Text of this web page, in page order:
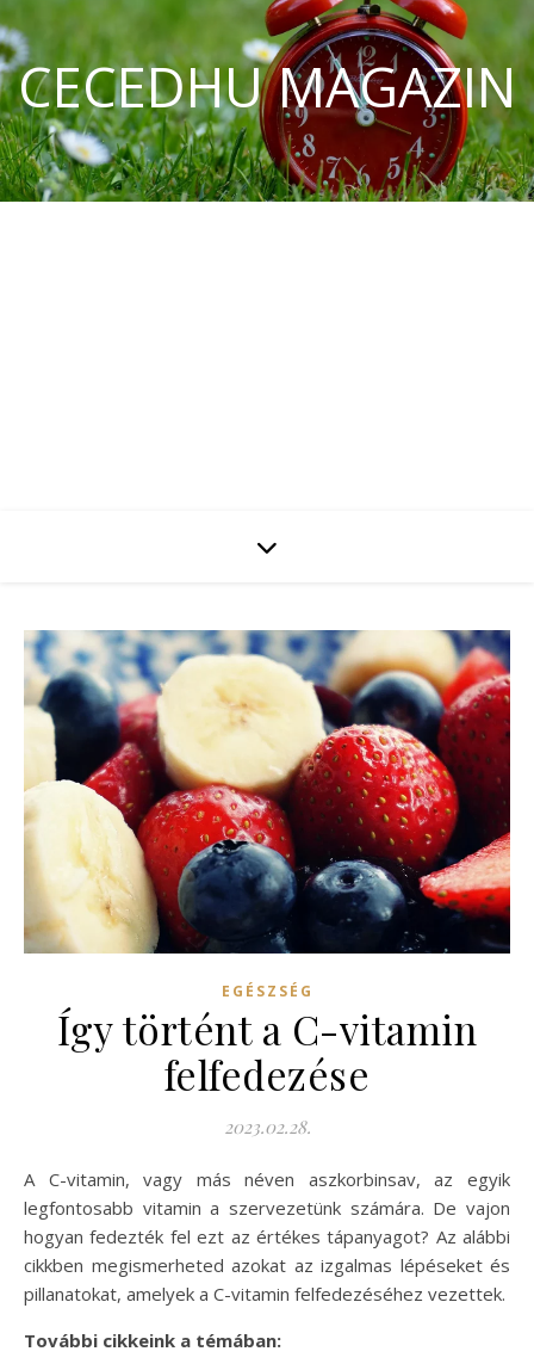
CECEDHU MAGAZIN
EGÉSZSÉG
Így történt a C-vitamin
felfedezése
2023.02.28.
A C-vitamin, vagy más néven aszkorbinsav, az egyik
legfontosabb vitamin a szervezetünk számára. De vajon
hogyan fedezték fel ezt az értékes tápanyagot? Az alábbi
cikkben megismerheted azokat az izgalmas lépéseket és
pillanatokat, amelyek a C-vitamin felfedezéséhez vezettek.
További cikkeink a témában: